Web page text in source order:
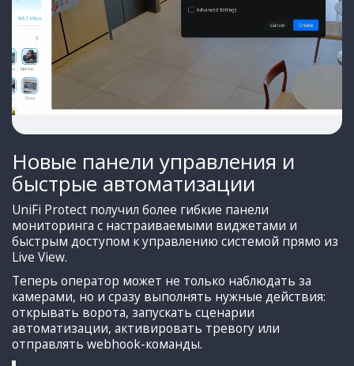
Новые панели управления и
быстрые автоматизации
UniFi Protect получил более гибкие панели
мониторинга с настраиваемыми виджетами и
быстрым доступом к управлению системой прямо из
Live View.
Теперь оператор может не только наблюдать за
камерами, но и сразу выполнять нужные действия:
открывать ворота, запускать сценарии
автоматизации, активировать тревогу или
отправлять webhook-команды.